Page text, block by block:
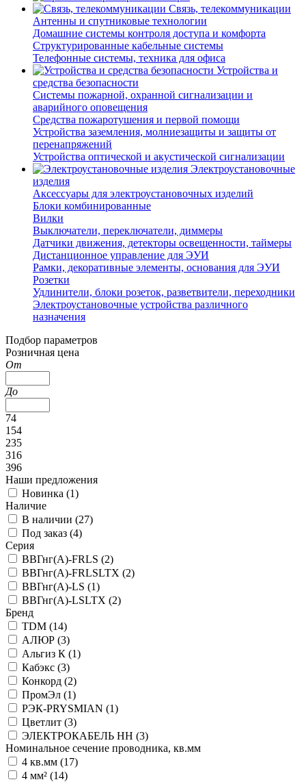
Связь, телекоммуникации
Антенны и спутниковые технологии
Домашние системы контроля доступа и комфорта
Структурированные кабельные системы
Телефонные системы, техника для офиса
Устройства и
средства безопасности
Системы пожарной, охранной сигнализации и
аварийного оповещения
Средства пожаротушения и первой помощи
Устройства заземления, молниезащиты и защиты от
перенапряжений
Устройства оптической и акустической сигнализации
Электроустановочные
изделия
Аксессуары для электроустановочных изделий
Блоки комбинированные
Вилки
Выключатели, переключатели, диммеры
Датчики движения, детекторы освещенности, таймеры
Дистанционное управление для ЭУИ
Рамки, декоративные элементы, основания для ЭУИ
Розетки
Удлинители, блоки розеток, разветвители, переходники
Электроустановочные устройства различного
назначения
Подбор параметров
Розничная цена
От
До
74
154
235
316
396
Наши предложения
Новинка (1)
Наличие
В наличии (27)
Под заказ (4)
Серия
ВВГнг(А)-FRLS (2)
ВВГнг(А)-FRLSLTX (2)
ВВГнг(А)-LS (1)
ВВГнг(А)-LSLTX (2)
Бренд
TDM (14)
АЛЮР (3)
Альгиз К (1)
Кабэкс (3)
Конкорд (2)
ПромЭл (1)
РЭК-PRYSMIAN (1)
Цветлит (3)
ЭЛЕКТРОКАБЕЛЬ НН (3)
Номинальное сечение проводника, кв.мм
4 кв.мм (17)
4 мм² (14)